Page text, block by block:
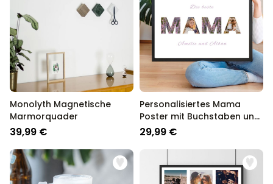
Monolyth Magnetische
Marmorquader
39,99 €
Personalisiertes Mama
Poster mit Buchstaben und
Fotos
29,99 €